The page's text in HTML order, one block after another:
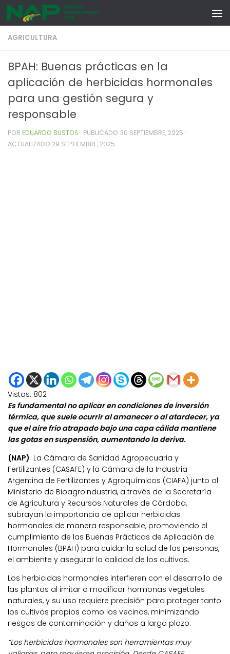
Skip to content
AGRICULTURA
BPAH: Buenas prácticas en la
aplicación de herbicidas hormonales
para una gestión segura y
responsable
POR EDUARDO BUSTOS · PUBLICADO 30 SEPTIEMBRE, 2025 ·
ACTUALIZADO 29 SEPTIEMBRE, 2025
Vistas: 802
Es fundamental no aplicar en condiciones de inversión
térmica, que suele ocurrir al amanecer o al atardecer, ya
que el aire frío atrapado bajo una capa cálida mantiene
las gotas en suspensión, aumentando la deriva.
(NAP) La Cámara de Sanidad Agropecuaria y
Fertilizantes (CASAFE) y la Cámara de la Industria
Argentina de Fertilizantes y Agroquímicos (CIAFA) junto al
Ministerio de Bioagroindustria, a través de la Secretaría
de Agricultura y Recursos Naturales de Córdoba,
subrayan la importancia de aplicar herbicidas
hormonales de manera responsable, promoviendo el
cumplimiento de las Buenas Prácticas de Aplicación de
Hormonales (BPAH) para cuidar la salud de las personas,
el ambiente y asegurar la calidad de los cultivos.
Los herbicidas hormonales interfieren con el desarrollo de
las plantas al imitar o modificar hormonas vegetales
naturales, y su uso requiere precisión para proteger tanto
los cultivos propios como los vecinos, minimizando
riesgos de contaminación y daños a largo plazo.
“Los herbicidas hormonales son herramientas muy